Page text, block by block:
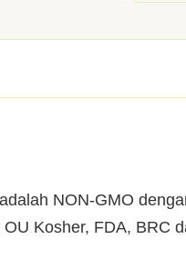
NON-GMO
Kosher, FDA, BRC